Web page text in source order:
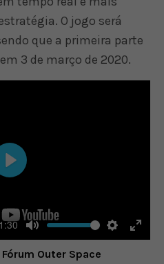
O jogo será
que a primeira parte
3 de março de 2020.
Mute Settings
Enter
Play
Outer Space